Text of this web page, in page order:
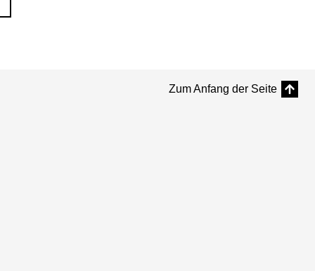
Zum Anfang der Seite